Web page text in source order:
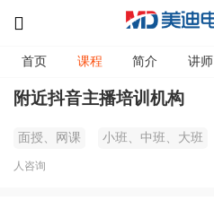
首页 课程 简介 讲师
附近抖音主播培训机构
面授、网课 小班、中班、大班
人咨询